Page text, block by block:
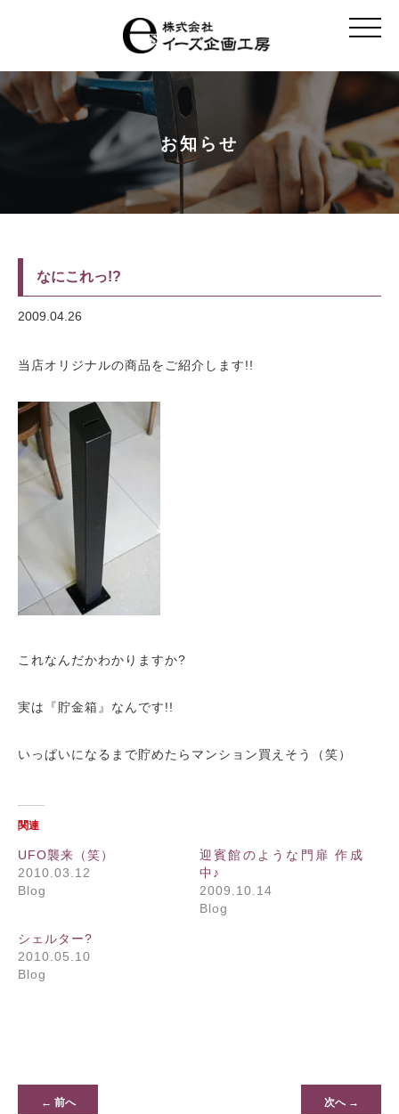
t
o
a
i
g
a
i
o
お知らせ
なにこれっ!?
2009.04.26
当店オリジナルの商品をご紹介します!!
これなんだかわかりますか?
実は『貯金箱』なんです!!
いっぱいになるまで貯めたらマンション買えそう（笑）
関連
UFO襲来（笑）
2010.03.12
Blog
迎賓館のような門扉 作成
中♪
2009.10.14
Blog
シェルター?
2010.05.10
Blog
← 前へ 次へ →